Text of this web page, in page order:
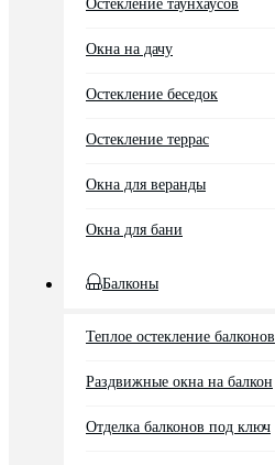
Остекление таунхаусов
Окна на дачу
Остекление беседок
Остекление террас
Окна для веранды
Окна для бани
Балконы
Теплое остекление балконов
Раздвижные окна на балкон
Отделка балконов под ключ